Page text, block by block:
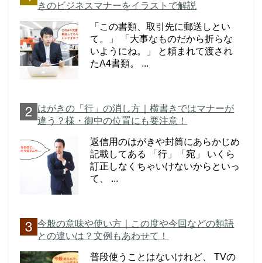
きのビジネスマナーをイラストで解説
「この書類、取引先に郵送しとい
て。」 「大事なものだから折らな
いようにね。」 と頼まれて渡され
たA4書類。 ...
はがきの「行」の消し方｜横書きではマナーが
違う？様・御中の位置にも要注意！
返信用のはがきや封筒にあらかじめ
記載してある 「行」「宛」 いくら
訂正しなくちゃいけないからといっ
て、 ...
今般の意味や使い方｜この度や今回などの類語
との違いは？文例もあわせて！
普段使うことはないけれど、 TVの